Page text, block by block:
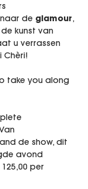
de glamour,
kunst van
u verrassen
Chèri!
take you along
de show, dit
avond
per